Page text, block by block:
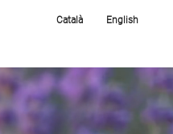
Català English